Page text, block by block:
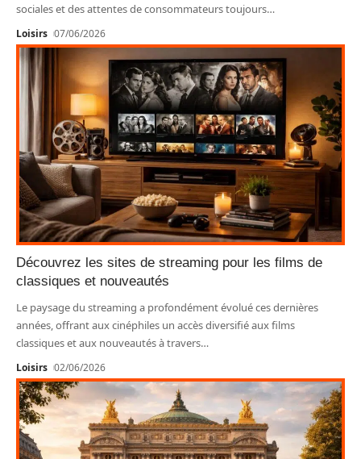
sociales et des attentes de consommateurs toujours…
Loisirs 07/06/2026
Découvrez les sites de streaming pour les films de
classiques et nouveautés
Le paysage du streaming a profondément évolué ces dernières
années, offrant aux cinéphiles un accès diversifié aux films
classiques et aux nouveautés à travers…
Loisirs 02/06/2026